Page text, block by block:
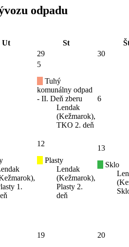
odpadu
Ut St
29
30
5
Tuhý
komunálny odpad
- II. Deň zberu
Lendak
(Kežmarok),
TKO 2. deň
6
1.
12
Plasty
Lendak
(Kežmarok),
Plasty 2.
deň
13
Sklo
19 20